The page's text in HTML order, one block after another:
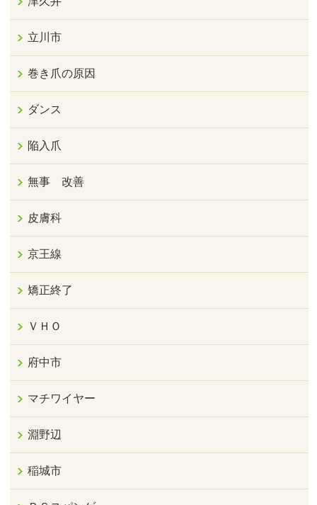
立川市
巻き爪の原因
ダンス
陥入爪
無事 改善
皮膚科
京王線
矯正終了
ＶＨＯ
府中市
マチワイヤー
淵野辺
稲城市